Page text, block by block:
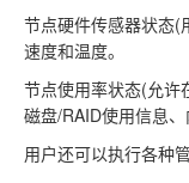
节点硬件传感器状态(
速度和温度。
节点使用率状态(允许
磁盘/RAID使用信息
用户还可以执行各种